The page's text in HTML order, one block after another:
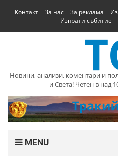
Контакт За нас За реклама
Изпрати събитие
Новини, анализи, коментари и
и Света! Четен в над
MENU